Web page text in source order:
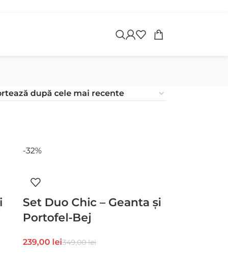
-32%
Set Duo Chic – Geanta și
Portofel-Bej
349,00lei
239,00 lei